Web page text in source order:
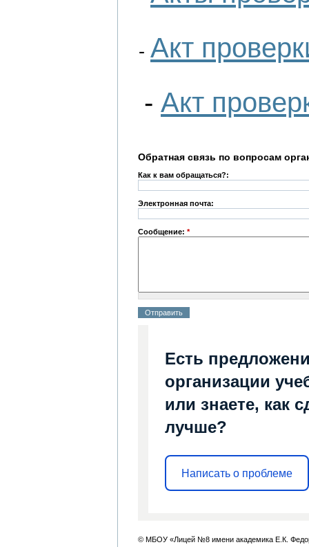
- Акт
- Акт
Обратная связь по вопросам
Как к вам обращаться?:
Электронная почта:
Сообщение: *
Есть
организации
или знаете, как
лучше?
Написать о проблеме
© МБОУ «Лицей №8 имени академика Е.К.